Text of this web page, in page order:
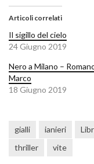
Articoli correlati
Il sigillo del cielo
24 Giugno 2019
Nero a Milano –
Marco
18 Giugno 2019
gialli ianieri
thriller
vite